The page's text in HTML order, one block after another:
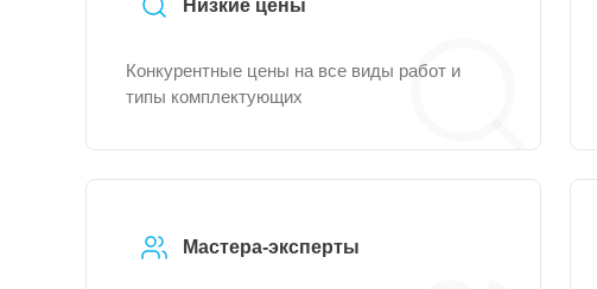
Низкие цены
Конкурентные цены на все виды работ и
типы комплектующих
Мастера-эксперты